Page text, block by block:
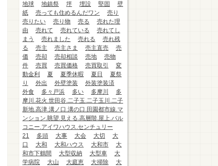
地球
地鎮祭 坪 埋設 堅固
壁
紙
売っても住めるんだワン
売り
売りたい
売り物 売る
売れた理
由
売れて 売れている
売れてし
まう
売れました 売れる
売れ残
る
売主 売主さま 売主直売
売
価
売却 売却相談 売地
売物
件
売買 売買価格 売買取引
変
動金利
夏 夏季休暇 夏日
夏祭
り
外出 外壁塗装
外装塗装済
外食
多々戸浜 多い 多摩川
多
摩川.花火.世田谷.二子玉.二子玉川.二子
新地.高津.溝ノ口.溝の口.田園都市線.マ
ンション.眺望.見える.高層階.屋上.バル
コニー.アイワハウス.センチュリー
21
多頭 大事 大会 大切
大
口
大和 大和ハウス 大和市
大
和市下鶴間
大型収納 大型車
大
学病院
大山 大庭恵 大掃除
大